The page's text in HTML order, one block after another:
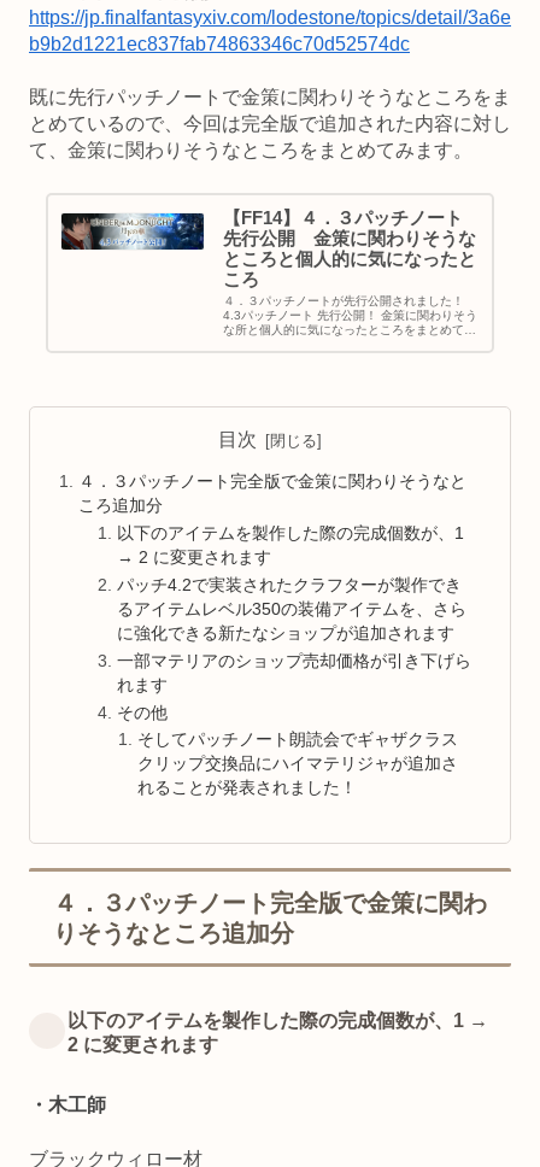
https://jp.finalfantasyxiv.com/lodestone/topics/detail/3a6e
b9b2d1221ec837fab74863346c70d52574dc
既に先行パッチノートで金策に関わりそうなところをま
とめているので、今回は完全版で追加された内容に対し
て、金策に関わりそうなところをまとめてみます。
【FF14】４．３パッチノート
先行公開 金策に関わりそうな
ところと個人的に気になったと
ころ
４．３パッチノートが先行公開されました！
4.3パッチノート 先行公開！ 金策に関わりそう
な所と個人的に気になったところをまとめてい
目次
４．３パッチノート完全版で金策に関わりそうなと
ころ追加分
以下のアイテムを製作した際の完成個数が、1
→ 2 に変更されます
パッチ4.2で実装されたクラフターが製作でき
るアイテムレベル350の装備アイテムを、さら
に強化できる新たなショップが追加されます
一部マテリアのショップ売却価格が引き下げら
れます
その他
そしてパッチノート朗読会でギャザクラス
クリップ交換品にハイマテリジャが追加さ
れることが発表されました！
４．３パッチノート完全版で金策に関わ
りそうなところ追加分
以下のアイテムを製作した際の完成個数が、1 →
2 に変更されます
・木工師
ブラックウィロー材